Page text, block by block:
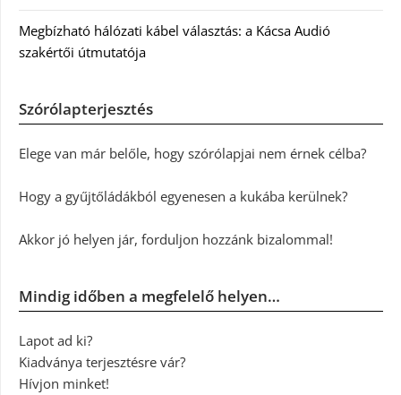
Megbízható hálózati kábel választás: a Kácsa Audió
szakértői útmutatója
Szórólapterjesztés
Elege van már belőle, hogy szórólapjai nem érnek célba?
Hogy a gyűjtőládákból egyenesen a kukába kerülnek?
Akkor jó helyen jár, forduljon hozzánk bizalommal!
Mindig időben a megfelelő helyen…
Lapot ad ki?
Kiadványa terjesztésre vár?
Hívjon minket!